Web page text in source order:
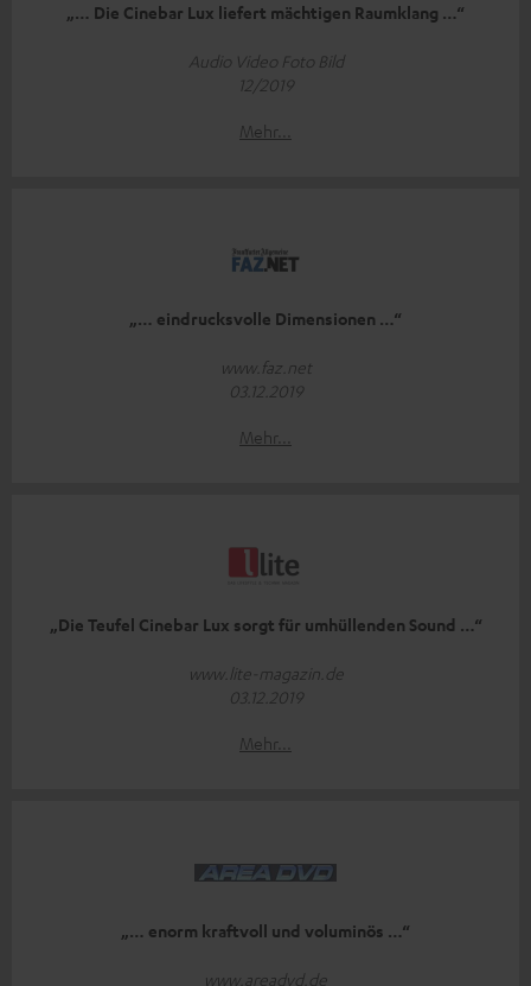
„… Die Cinebar Lux liefert mächtigen Raumklang …“
Audio Video Foto Bild
12/2019
Mehr...
„… eindrucksvolle Dimensionen …“
www.faz.net
03.12.2019
Mehr...
„Die Teufel Cinebar Lux sorgt für umhüllenden Sound …“
www.lite-magazin.de
03.12.2019
Mehr...
„… enorm kraftvoll und voluminös …“
www.areadvd.de